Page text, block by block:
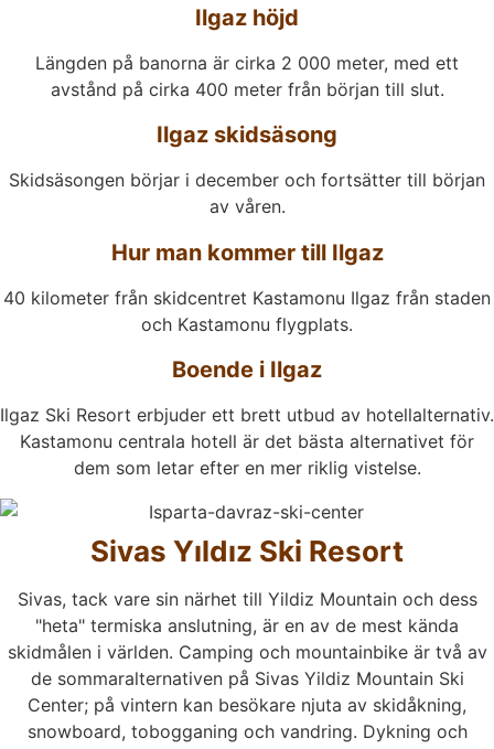
Ilgaz höjd
Längden på banorna är cirka 2 000 meter, med ett
avstånd på cirka 400 meter från början till slut.
Ilgaz skidsäsong
Skidsäsongen börjar i december och fortsätter till början
av våren.
Hur man kommer till Ilgaz
40 kilometer från skidcentret Kastamonu Ilgaz från staden
och Kastamonu flygplats.
Boende i Ilgaz
Ilgaz Ski Resort erbjuder ett brett utbud av hotellalternativ.
Kastamonu centrala hotell är det bästa alternativet för
dem som letar efter en mer riklig vistelse.
Sivas Yıldız Ski Resort
Sivas, tack vare sin närhet till Yildiz Mountain och dess
"heta" termiska anslutning, är en av de mest kända
skidmålen i världen. Camping och mountainbike är två av
de sommaralternativen på Sivas Yildiz Mountain Ski
Center; på vintern kan besökare njuta av skidåkning,
snowboard, tobogganing och vandring. Dykning och